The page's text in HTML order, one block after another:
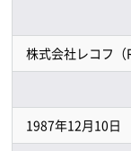
株式会社レコフ（
1987年12月10日